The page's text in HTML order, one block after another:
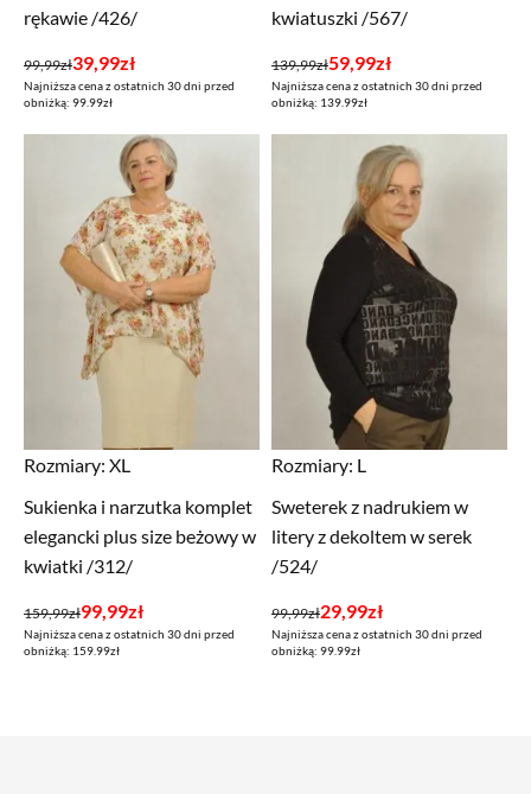
rękawie /426/
99,99zł
Pierwotna
cena
39,99zł
Aktualna
cena
Najniższa cena z ostatnich 30 dni przed
obniżką: 99.99zł
kwiatuszki /567/
139,99zł
Pierwotna
cena
59,99zł
Aktualna
cena
Najniższa cena z ostatnich 30 dni przed
obniżką: 139.99zł
Rozmiary: XL
Sukienka i narzutka komplet
elegancki plus size beżowy w
kwiatki /312/
159,99zł
Pierwotna
cena
99,99zł
Aktualna
cena
Najniższa cena z ostatnich 30 dni przed
obniżką: 159.99zł
Rozmiary: L
Sweterek z nadrukiem w
litery z dekoltem w serek
/524/
99,99zł
Pierwotna
cena
29,99zł
Aktualna
cena
Najniższa cena z ostatnich 30 dni przed
obniżką: 99.99zł